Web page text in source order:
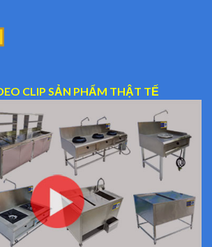
CLIP SẢN PHẨM THẬT TẾ